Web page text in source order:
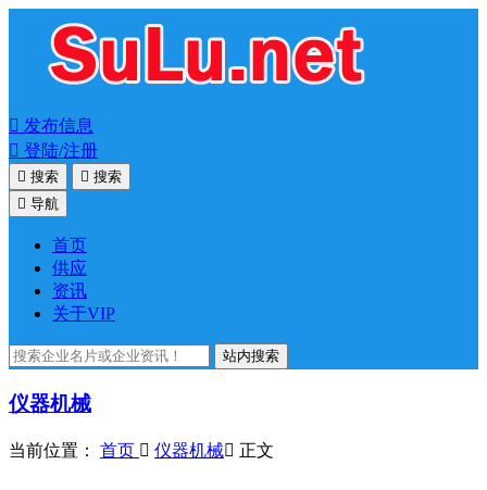
 发布信息
 登陆/注册
 搜索  搜索
 导航
首页
供应
资讯
关于VIP
站内搜索
仪器机械
当前位置： 首页  仪器机械 正文